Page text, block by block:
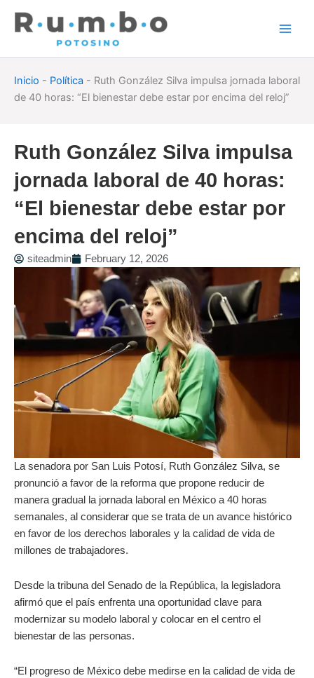
Inicio - Política - Ruth González Silva impulsa jornada laboral
de 40 horas: “El bienestar debe estar por encima del reloj”
Ruth González Silva impulsa
jornada laboral de 40 horas:
“El bienestar debe estar por
encima del reloj”
siteadmin February 12, 2026
La senadora por San Luis Potosí, Ruth González Silva, se
pronunció a favor de la reforma que propone reducir de
manera gradual la jornada laboral en México a 40 horas
semanales, al considerar que se trata de un avance histórico
en favor de los derechos laborales y la calidad de vida de
millones de trabajadores.
Desde la tribuna del Senado de la República, la legisladora
afirmó que el país enfrenta una oportunidad clave para
modernizar su modelo laboral y colocar en el centro el
bienestar de las personas.
“El progreso de México debe medirse en la calidad de vida de